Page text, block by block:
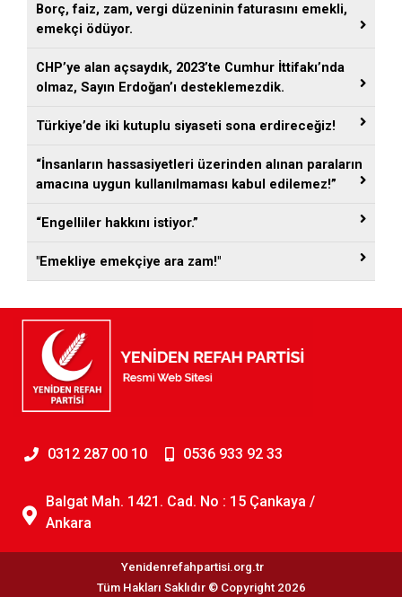
Borç, faiz, zam, vergi düzeninin faturasını emekli,
emekçi ödüyor.
CHP’ye alan açsaydık, 2023’te Cumhur İttifakı’nda
olmaz, Sayın Erdoğan’ı desteklemezdik.
Türkiye’de iki kutuplu siyaseti sona erdireceğiz!
“İnsanların hassasiyetleri üzerinden alınan paraların
amacına uygun kullanılmaması kabul edilemez!”
“Engelliler hakkını istiyor.”
"Emekliye emekçiye ara zam!"
0312 287 00 10 0536 933 92 33
Balgat Mah. 1421. Cad. No : 15 Çankaya /
Ankara
Yenidenrefahpartisi.org.tr
Tüm Hakları Saklıdır © Copyright 2026